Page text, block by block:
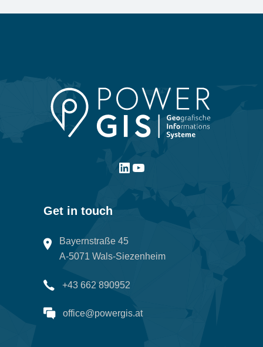
Get in touch
Bayernstraße 45
A-5071 Wals-Siezenheim
+43 662 890952
office@powergis.at